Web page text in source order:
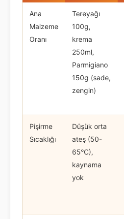
Ana
Malzeme
Oranı
Tereyağı
100g,
krema
250ml,
Parmigiano
150g (sade,
zengin)
Pişirme
Sıcaklığı
Düşük orta
ateş (50-
65°C),
kaynama
yok